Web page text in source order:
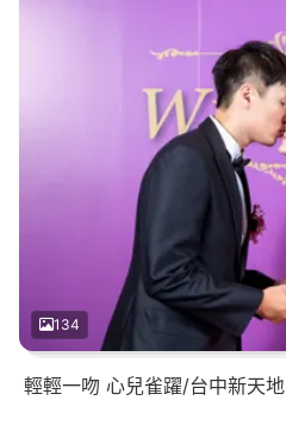
134
輕輕一吻 心兒雀躍/台中新天地